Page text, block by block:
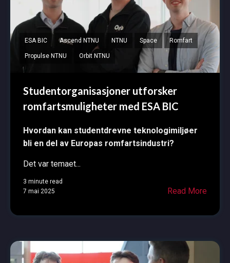
ESA BIC Ascend NTNU NTNU Space Romfart
Propulse NTNU Orbit NTNU
Studentorganisasjoner utforsker
romfartsmuligheter med ESA BIC
Hvordan kan studentdrevne teknologimiljøer
bli en del av Europas romfartsindustri?
Det var temaet...
3 minute read
7 mai 2025
Read More